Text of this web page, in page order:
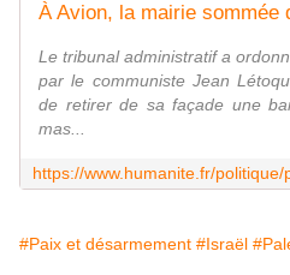
Le tribunal administratif a
par le communiste Jean
de retirer de sa façade une
mas...
#Paix et désarmement #Israël